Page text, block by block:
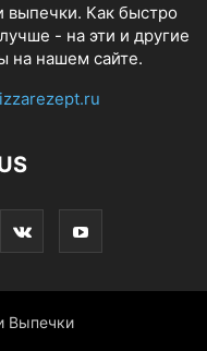
Как быстро
- на эти и другие
на нашем сайте.
Выпечки